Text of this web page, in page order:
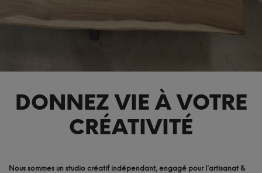
DONNEZ VIE À VOTRE
CRÉATIVITÉ
Nous sommes un studio créatif indépendant, engagé pour l'artisanat &